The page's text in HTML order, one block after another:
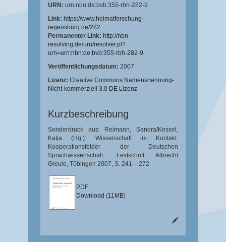
URN: urn:nbn:de:bvb:355-rbh-282-9
Link: https://www.heimatforschung-
regensburg.de/282
Permanenter Link: http://nbn-
resolving.de/urn/resolver.pl?
urn=urn:nbn:de:bvb:355-rbh-282-9
Veröffentlichungsdatum: 2007
Lizenz: Creative Commons Namensnennung-
Nicht-kommerziell 3.0 DE Lizenz
Kurzbeschreibung
Sonderdruck aus: Reimann, Sandra/Kessel,
Katja (Hg.): Wissenschaft im Kontakt.
Kooperationsfelder der Deutschen
Sprachwissenschaft. Festschrift Albrecht
Greule, Tübingen 2007, S. 241 – 272
PDF
Download (11MB)